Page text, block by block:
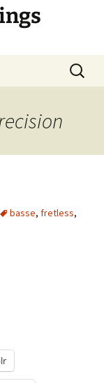
basse, fretless,
finie